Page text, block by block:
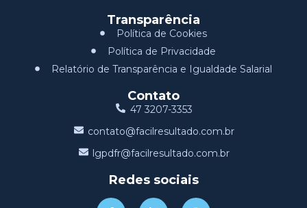
Transparência
Política de Cookies
Política de Privacidade
Relatório de Transparência e Igualdade Salarial
Contato
47 3207-3353
contato@facilresultado.com.br
lgpdfr@facilresultado.com.br
Redes sociais